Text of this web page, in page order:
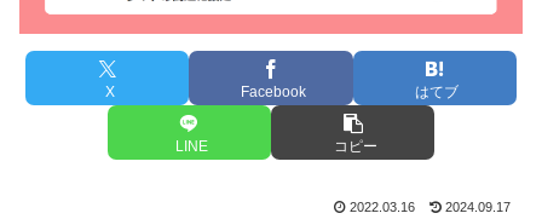
X Facebook はてブ
LINE コピー
2022.03.16 2024.09.17